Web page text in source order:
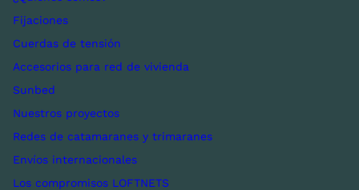
Fijaciones
Cuerdas de tensión
Accesorios para red de vivienda
Sunbed
Nuestros proyectos
Redes de catamaranes y trimaranes
Envíos internacionales
Los compromisos LOFTNETS